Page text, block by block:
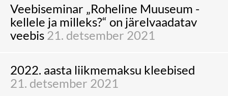
Veebiseminar „Roheline Muuseum -
kellele ja milleks?“ on järelvaadatav
veebis 21. detsember 2021
2022. aasta liikmemaksu kleebised
21. detsember 2021